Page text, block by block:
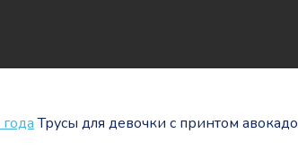
Трусы для девочки с принтом авокадо